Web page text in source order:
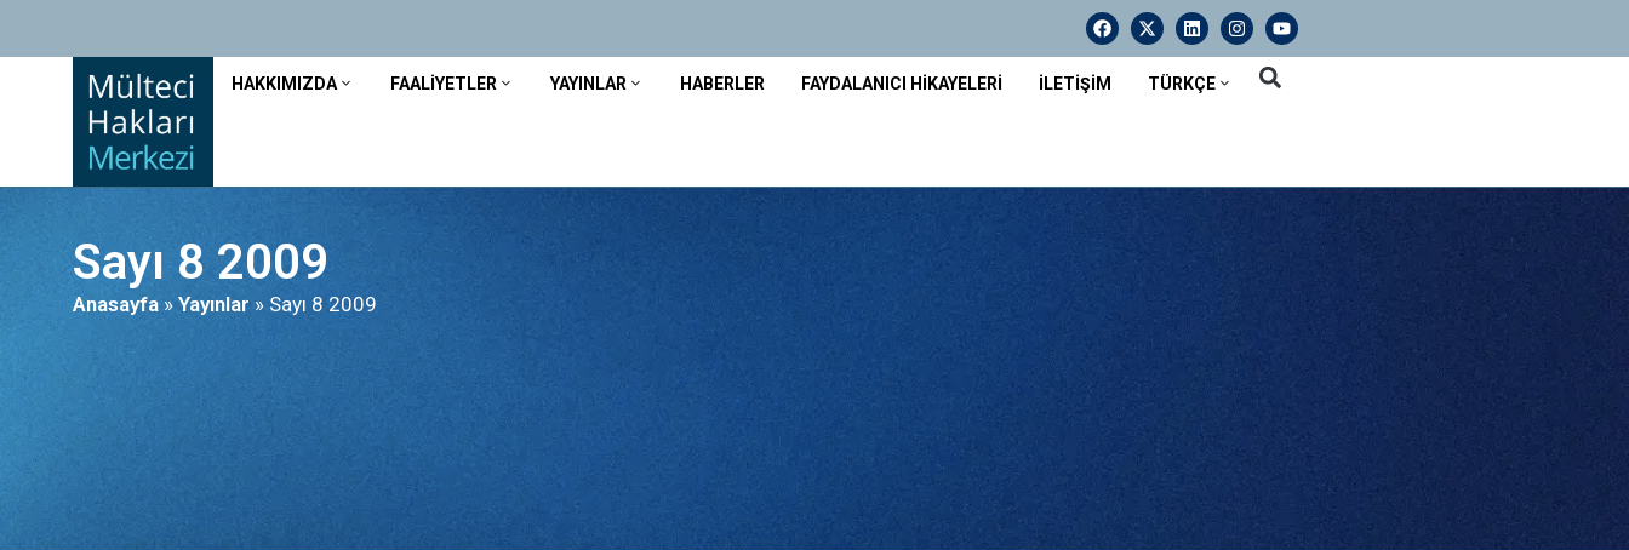
HAKKIMIZDA FAALIYETLER YAYINLAR HABERLER FAYDALANICI HIKAYELERI İLETIŞIM TÜRKÇE
Sayı 8 2009
Anasayfa » Yayınlar» Sayı 8 2009